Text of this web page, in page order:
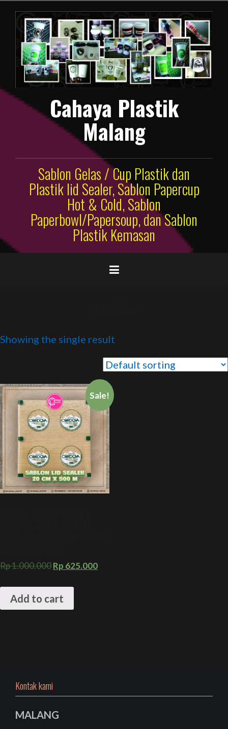
konten
Cahaya Plastik
Malang
Sablon Gelas / Cup Plastik dan
Plastik lid Sealer, Sablon Papercup
Hot & Cold, Sablon
Paperbowl/Papersoup, dan Sablon
Plastik Kemasan
Showing the single result
Sale!
Rp1.000.000Rp 625.000
Add to cart
Kontak kami
MALANG